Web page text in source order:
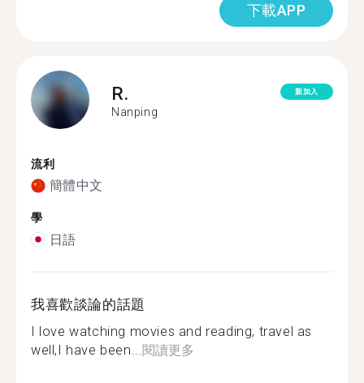
下載APP
R.
Nanping
新加入
流利
簡體中文
學
日語
我喜歡談論的話題
I love watching movies and reading, travel as
well,I have been... 閱讀更多